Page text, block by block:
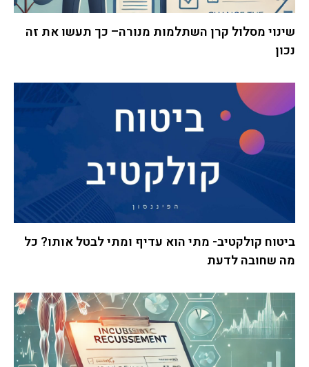
שינוי מסלול קרן השתלמות מנורה– כך תעשו את זה
נכון
ביטוח קולקטיב- מתי הוא עדיף ומתי לבטל אותו? כל
מה שחובה לדעת